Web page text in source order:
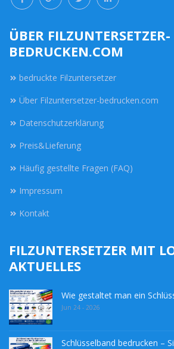
ÜBER FILZUNTERSETZER-
BEDRUCKEN.COM
bedruckte Filzuntersetzer
Über Filzuntersetzer-bedrucken.com
Datenschutzerklärung
Preis&Lieferung
Häufig gestellte Fragen (FAQ)
Impressum
Kontakt
FILZUNTERSETZER MIT
AKTUELLES
Wie gestaltet man ein
Jun 24 - 2026
Schlüsselband bedrucken –